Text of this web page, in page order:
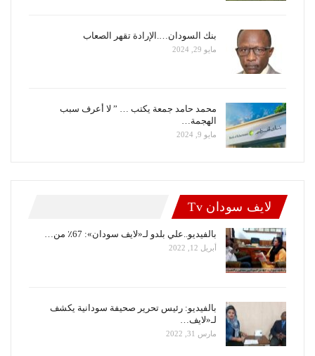
بنك السودان….الإرادة تقهر الصعاب
مايو 29, 2024
محمد حامد جمعة يكتب … ” لا أعرف سبب
الهجمة…
مايو 9, 2024
لايف سودان Tv
بالفيديو..علي بلدو لـ«لايف سودان»: 67٪ من…
أبريل 12, 2022
بالفيديو: رئيس تحرير صحيفة سودانية يكشف
لـ«لايف…
مارس 31, 2022